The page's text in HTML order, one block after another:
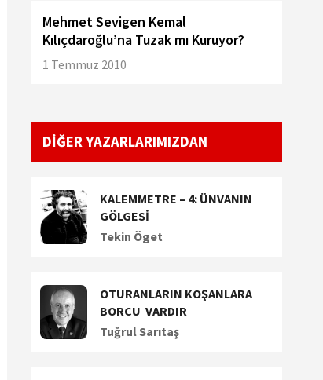
Mehmet Sevigen Kemal
Kılıçdaroğlu’na Tuzak mı Kuruyor?
1 Temmuz 2010
DİĞER YAZARLARIMIZDAN
KALEMMETRE – 4: ÜNVANIN
GÖLGESİ
Tekin Öget
OTURANLARIN KOŞANLARA
BORCU VARDIR
Tuğrul Sarıtaş